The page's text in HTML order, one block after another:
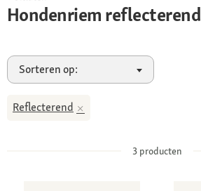
Hondenriem reflecterend
Sorteren op:
Reflecterend
3producten